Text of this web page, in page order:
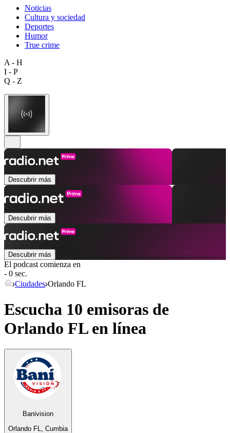
Noticias
Cultura y sociedad
Deportes
Humor
True crime
A - H
I - P
Q - Z
Descubrir más
Descubrir más
Descubrir más
El podcast comienza en
- 0 sec.
Ciudades Orlando FL
Escucha 10 emisoras de
Orlando FLen línea
Banivision
Orlando FL, Cumbia